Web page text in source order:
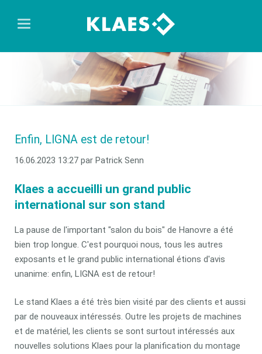
Enfin, LIGNA est de retour!
16.06.2023 13:27par Patrick Senn
Klaes a accueilli un grand public
international sur son stand
La pause de l'important "salon du bois" de Hanovre a été
bien trop longue. C'est pourquoi nous, tous les autres
exposants et le grand public international étions d'avis
unanime: enfin, LIGNA est de retour!
Le stand Klaes a été très bien visité par des clients et aussi
par de nouveaux intéressés. Outre les projets de machines
et de matériel, les clients se sont surtout intéressés aux
nouvelles solutions Klaes pour la planification du montage